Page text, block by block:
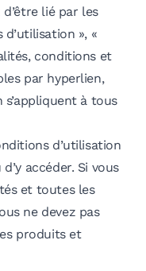
lié par les
», «
conditions et
par hyperlien,
à tous
d’utilisation
accéder. Si vous
et toutes les
ne devez pas
produits et